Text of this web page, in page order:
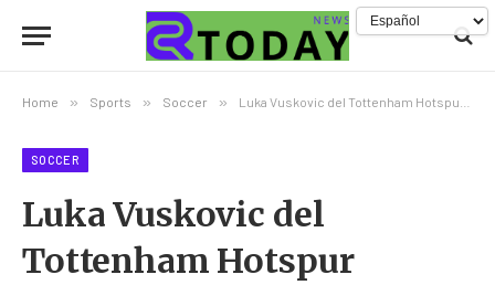
Home » Sports » Soccer » Luka Vuskovic del Tottenham Hotspur detiene negociaciones de traspaso
SOCCER
Luka Vuskovic del
Tottenham Hotspur